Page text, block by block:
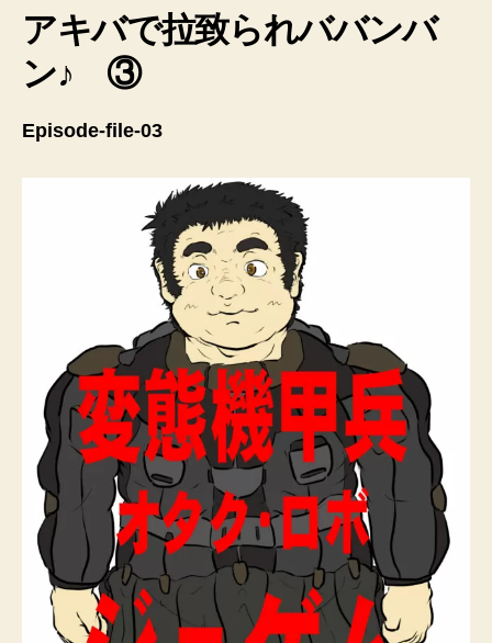
甲
兵
ジ
ュ
ム
file-
03
へ
の
アキバで拉致られババンバ
ン♪ ③
Episode-file-03